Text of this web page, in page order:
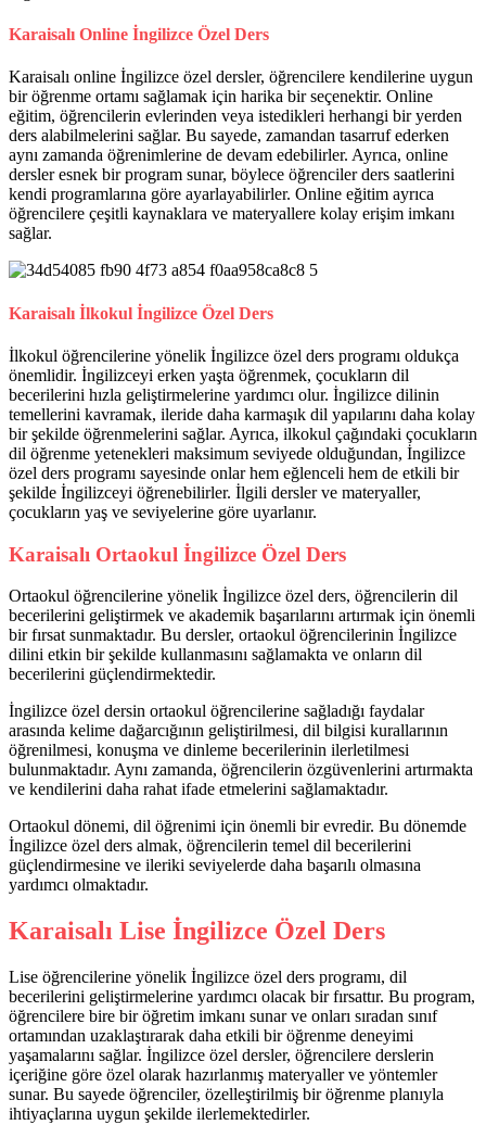
Karaisalı Online İngilizce Özel Ders
Karaisalı online İngilizce özel dersler, öğrencilere kendilerine uygun
bir öğrenme ortamı sağlamak için harika bir seçenektir. Online
eğitim, öğrencilerin evlerinden veya istedikleri herhangi bir yerden
ders alabilmelerini sağlar. Bu sayede, zamandan tasarruf ederken
aynı zamanda öğrenimlerine de devam edebilirler. Ayrıca, online
dersler esnek bir program sunar, böylece öğrenciler ders saatlerini
kendi programlarına göre ayarlayabilirler. Online eğitim ayrıca
öğrencilere çeşitli kaynaklara ve materyallere kolay erişim imkanı
sağlar.
Karaisalı İlkokul İngilizce Özel Ders
İlkokul öğrencilerine yönelik İngilizce özel ders programı oldukça
önemlidir. İngilizceyi erken yaşta öğrenmek, çocukların dil
becerilerini hızla geliştirmelerine yardımcı olur. İngilizce dilinin
temellerini kavramak, ileride daha karmaşık dil yapılarını daha kolay
bir şekilde öğrenmelerini sağlar. Ayrıca, ilkokul çağındaki çocukların
dil öğrenme yetenekleri maksimum seviyede olduğundan, İngilizce
özel ders programı sayesinde onlar hem eğlenceli hem de etkili bir
şekilde İngilizceyi öğrenebilirler. İlgili dersler ve materyaller,
çocukların yaş ve seviyelerine göre uyarlanır.
Karaisalı Ortaokul İngilizce Özel Ders
Ortaokul öğrencilerine yönelik İngilizce özel ders, öğrencilerin dil
becerilerini geliştirmek ve akademik başarılarını artırmak için önemli
bir fırsat sunmaktadır. Bu dersler, ortaokul öğrencilerinin İngilizce
dilini etkin bir şekilde kullanmasını sağlamakta ve onların dil
becerilerini güçlendirmektedir.
İngilizce özel dersin ortaokul öğrencilerine sağladığı faydalar
arasında kelime dağarcığının geliştirilmesi, dil bilgisi kurallarının
öğrenilmesi, konuşma ve dinleme becerilerinin ilerletilmesi
bulunmaktadır. Aynı zamanda, öğrencilerin özgüvenlerini artırmakta
ve kendilerini daha rahat ifade etmelerini sağlamaktadır.
Ortaokul dönemi, dil öğrenimi için önemli bir evredir. Bu dönemde
İngilizce özel ders almak, öğrencilerin temel dil becerilerini
güçlendirmesine ve ileriki seviyelerde daha başarılı olmasına
yardımcı olmaktadır.
Karaisalı Lise İngilizce Özel Ders
Lise öğrencilerine yönelik İngilizce özel ders programı, dil
becerilerini geliştirmelerine yardımcı olacak bir fırsattır. Bu program,
öğrencilere bire bir öğretim imkanı sunar ve onları sıradan sınıf
ortamından uzaklaştırarak daha etkili bir öğrenme deneyimi
yaşamalarını sağlar. İngilizce özel dersler, öğrencilere derslerin
içeriğine göre özel olarak hazırlanmış materyaller ve yöntemler
sunar. Bu sayede öğrenciler, özelleştirilmiş bir öğrenme planıyla
ihtiyaçlarına uygun şekilde ilerlemektedirler.